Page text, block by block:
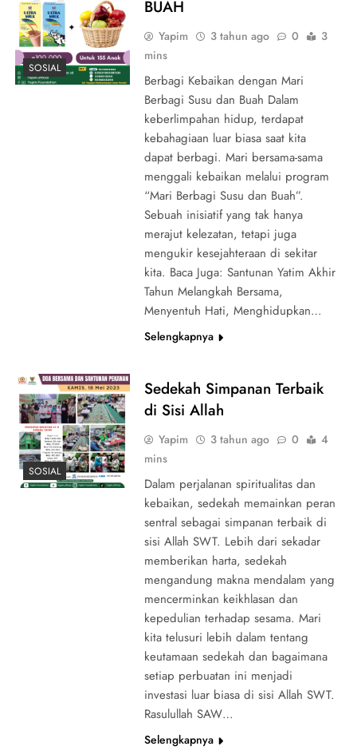
SOSIAL
BUAH
Yapim 3 tahun ago 0
3
mins
Berbagi Kebaikan dengan Mari
Berbagi Susu dan Buah Dalam
keberlimpahan hidup, terdapat
kebahagiaan luar biasa saat kita
dapat berbagi. Mari bersama-sama
menggali kebaikan melalui program
“Mari Berbagi Susu dan Buah”.
Sebuah inisiatif yang tak hanya
merajut kelezatan, tetapi juga
mengukir kesejahteraan di sekitar
kita. Baca Juga: Santunan Yatim Akhir
Tahun Melangkah Bersama,
Menyentuh Hati, Menghidupkan…
Selengkapnya
SOSIAL
Sedekah Simpanan Terbaik
di Sisi Allah
Yapim 3 tahun ago 0
4
mins
Dalam perjalanan spiritualitas dan
kebaikan, sedekah memainkan peran
sentral sebagai simpanan terbaik di
sisi Allah SWT. Lebih dari sekadar
memberikan harta, sedekah
mengandung makna mendalam yang
mencerminkan keikhlasan dan
kepedulian terhadap sesama. Mari
kita telusuri lebih dalam tentang
keutamaan sedekah dan bagaimana
setiap perbuatan ini menjadi
investasi luar biasa di sisi Allah SWT.
Rasulullah SAW…
Selengkapnya